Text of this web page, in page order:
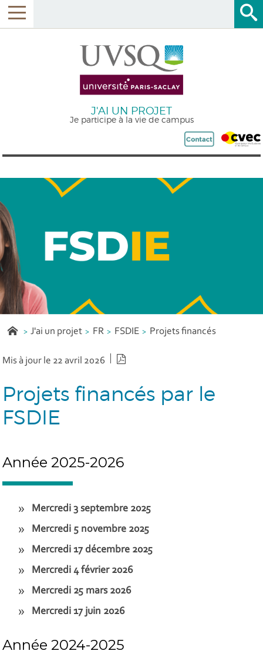
J'AI UN PROJET
Je participe à la vie de campus
J'ai un projet FR FSDIE Projets financés
Mis à jour le 22 avril 2026
Projets financés par le
FSDIE
Année 2025-2026
Mercredi 3 septembre 2025
Mercredi 5 novembre 2025
Mercredi 17 décembre 2025
Mercredi 4 février 2026
Mercredi 25 mars 2026
Mercredi 17 juin 2026
Année 2024-2025